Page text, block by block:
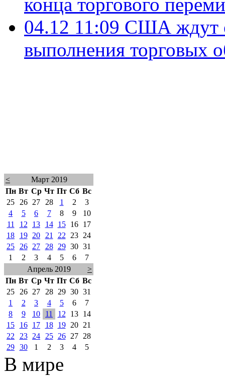
04.12 11:09 США ждут
выполнения торговых
<
Март 2019
Пн Вт Ср Чт Пт Сб Вс
25
26 27 28 1 2
3
4
5 6 7 8 9
10
11
12 13 14 15 16
17
18
19 20 21 22 23
24
25
26 27 28 29 30 31
1
2 3 4 5 6
7
Апрель 2019
>
Пн Вт Ср Чт Пт Сб Вс
25
26 27 28 29 30 31
1
2 3 4 5 6
7
8
9 10 11 12 13
14
15
16 17 18 19 20
21
22
23 24 25 26 27
28
29 30 1 2 3 4 5
В мире